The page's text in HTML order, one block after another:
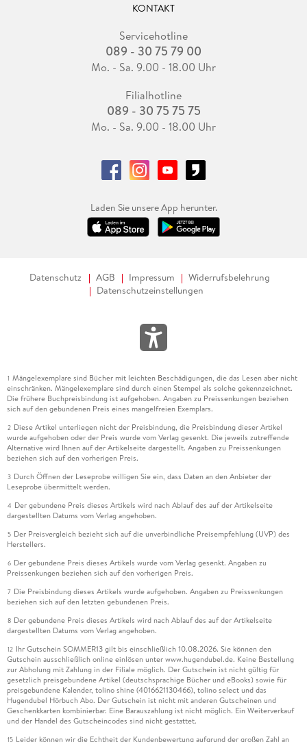
KONTAKT
Servicehotline
089 - 30 75 79 00
Mo. - Sa. 9.00 - 18.00 Uhr
Filialhotline
089 - 30 75 75 75
Mo. - Sa. 9.00 - 18.00 Uhr
Laden Sie unsere App herunter.
Datenschutz AGB Impressum
Widerrufsbelehrung
Datenschutzeinstellungen
1 Mängelexemplare sind Bücher mit leichten Beschädigungen, die das Lesen aber nicht
einschränken. Mängelexemplare sind durch einen Stempel als solche gekennzeichnet.
Die frühere Buchpreisbindung ist aufgehoben. Angaben zu Preissenkungen beziehen
sich auf den gebundenen Preis eines mangelfreien Exemplars.
2 Diese Artikel unterliegen nicht der Preisbindung, die Preisbindung dieser Artikel
wurde aufgehoben oder der Preis wurde vom Verlag gesenkt. Die jeweils zutreffende
Alternative wird Ihnen auf der Artikelseite dargestellt. Angaben zu Preissenkungen
beziehen sich auf den vorherigen Preis.
3 Durch Öffnen der Leseprobe willigen Sie ein, dass Daten an den Anbieter der
Leseprobe übermittelt werden.
4 Der gebundene Preis dieses Artikels wird nach Ablauf des auf der Artikelseite
dargestellten Datums vom Verlag angehoben.
5 Der Preisvergleich bezieht sich auf die unverbindliche Preisempfehlung (UVP) des
Herstellers.
6 Der gebundene Preis dieses Artikels wurde vom Verlag gesenkt. Angaben zu
Preissenkungen beziehen sich auf den vorherigen Preis.
7 Die Preisbindung dieses Artikels wurde aufgehoben. Angaben zu Preissenkungen
beziehen sich auf den letzten gebundenen Preis.
8 Der gebundene Preis dieses Artikels wird nach Ablauf des auf der Artikelseite
dargestellten Datums vom Verlag angehoben.
12 Ihr Gutschein SOMMER13 gilt bis einschließlich 10.08.2026. Sie können den
Gutschein ausschließlich online einlösen unter www.hugendubel.de. Keine Bestellung
zur Abholung mit Zahlung in der Filiale möglich. Der Gutschein ist nicht gültig für
gesetzlich preisgebundene Artikel (deutschsprachige Bücher und eBooks) sowie für
preisgebundene Kalender, tolino shine (4016621130466), tolino select und das
Hugendubel Hörbuch Abo. Der Gutschein ist nicht mit anderen Gutscheinen und
Geschenkkarten kombinierbar. Eine Barauszahlung ist nicht möglich. Ein Weiterverkauf
und der Handel des Gutscheincodes sind nicht gestattet.
15 Leider können wir die Echtheit der Kundenbewertung aufgrund der großen Zahl an